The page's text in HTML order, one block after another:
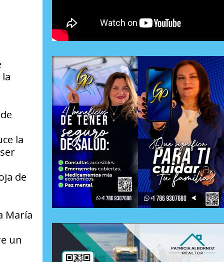
la
de
María
un